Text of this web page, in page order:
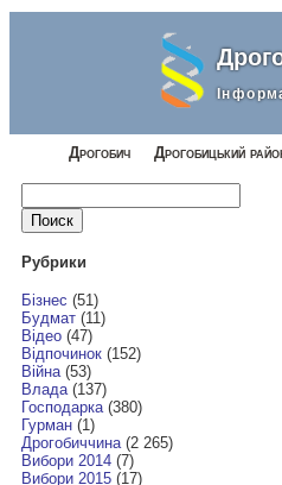
Дрогобич Дрогобицький
Найти:
Рубрики
Бізнес (51)
Будмат(11)
Відео(47)
Відпочинок(152)
Війна(53)
Влада(137)
Господарка(380)
Гурман(1)
Дрогобиччина(2 265)
Вибори 2014(7)
Вибори 2015(17)